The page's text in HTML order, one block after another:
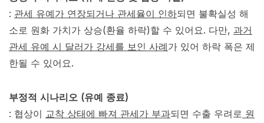
: 관세 유예가 연장되거나 관세율이 인하되면 불확실성 해
소로 원화 가치가 상승(환율 하락)할 수 있어요. 다만, 과거
관세 유예 시 달러가 강세를 보인 사례가 있어 하락 폭은 제
한될 수 있어요.
부정적 시나리오 (유예 종료)
: 협상이 교착 상태에 빠져 관세가 부과되면 수출 우려로 원